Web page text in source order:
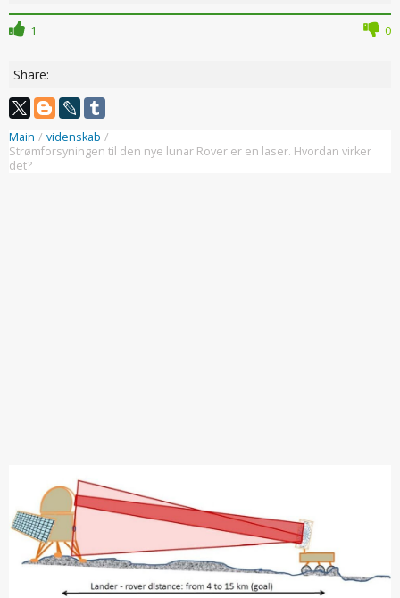
1 0
Share:
Main / videnskab /
Strømforsyningen til den nye lunar Rover er en laser. Hvordan virker
det?